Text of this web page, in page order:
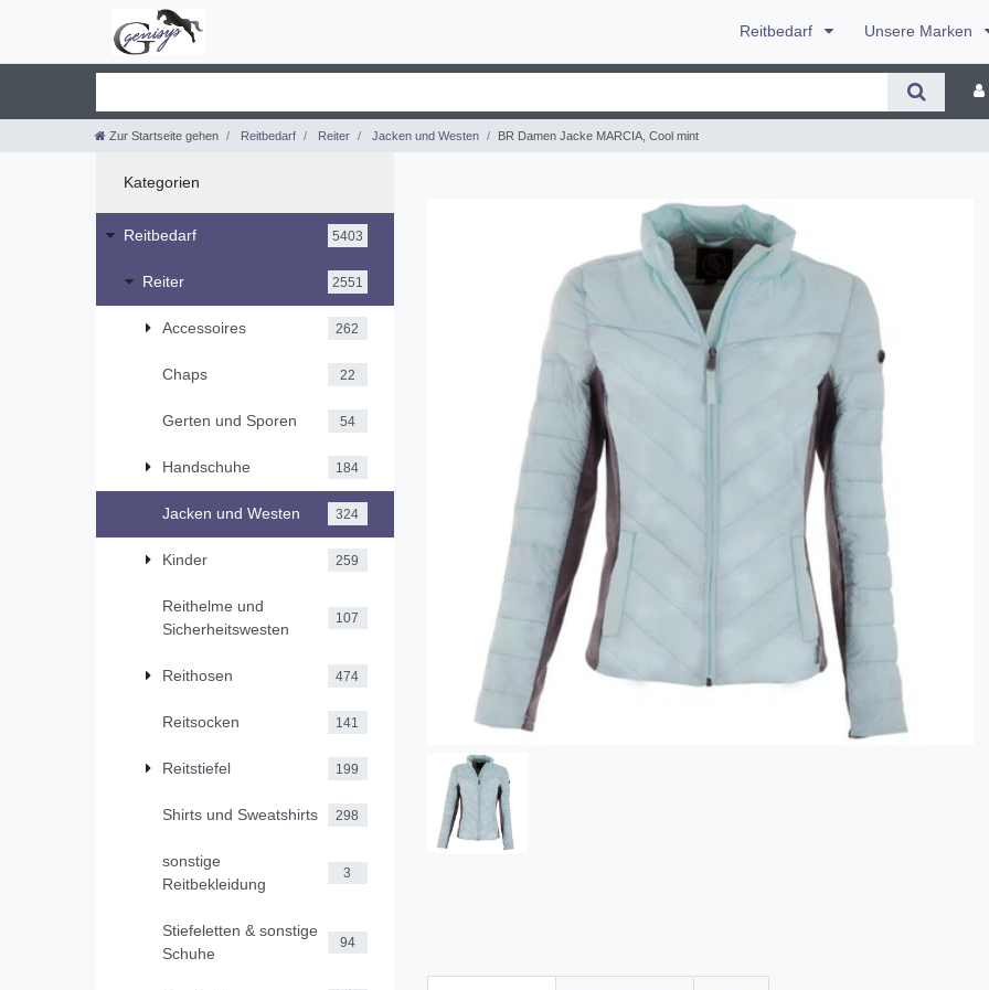
Reitbedarf Unsere Marken
Zur Startseite gehen Reitbedarf Reiter Jacken und Westen BR Damen Jacke MARCIA, Cool mint
Kategorien
Reitbedarf 5403
Reiter 2551
Accessoires 262
Chaps 22
Gerten und Sporen 54
Handschuhe 184
Jacken und Westen 324
Kinder 259
Reithelme und
Sicherheitswesten
107
Reithosen 474
Reitsocken 141
Reitstiefel 199
Shirts und Sweatshirts 298
sonstige
Reitbekleidung
3
Stiefeletten & sonstige
Schuhe
94